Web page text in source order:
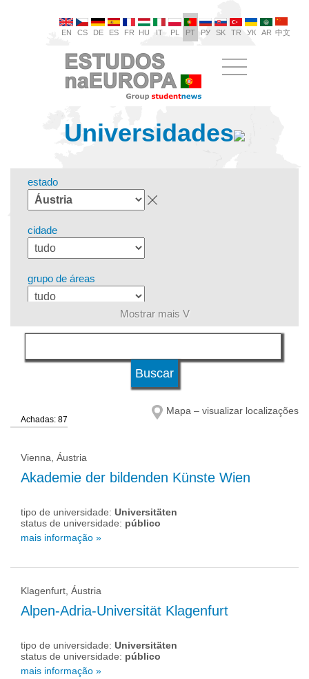
EN CS DE ES FR HU IT PL PT РУ SK TR УК AR 中文
Universidades
estado
cidade
grupo de áreas
língua
tipo de universidade
status de universidade
Mostrar mais V
Achadas: 87
Mapa – visualizar localizações
Vienna, Áustria
Akademie der bildenden Künste Wien
tipo de universidade: Universitäten
status de universidade: público
mais informação »
Klagenfurt, Áustria
Alpen-Adria-Universität Klagenfurt
tipo de universidade: Universitäten
status de universidade: público
mais informação »